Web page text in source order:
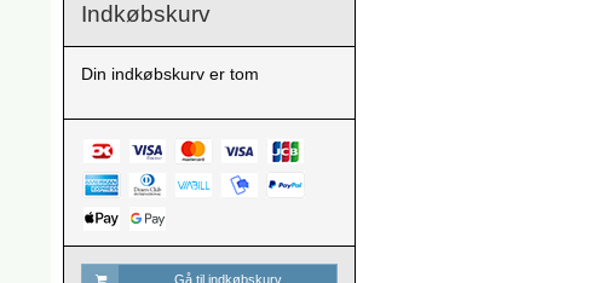
Indkøbskurv
Din indkøbskurv er tom
Gå til indkøbskurv